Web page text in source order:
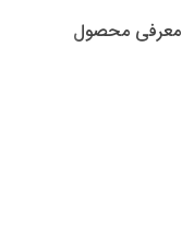
معرفی محصول